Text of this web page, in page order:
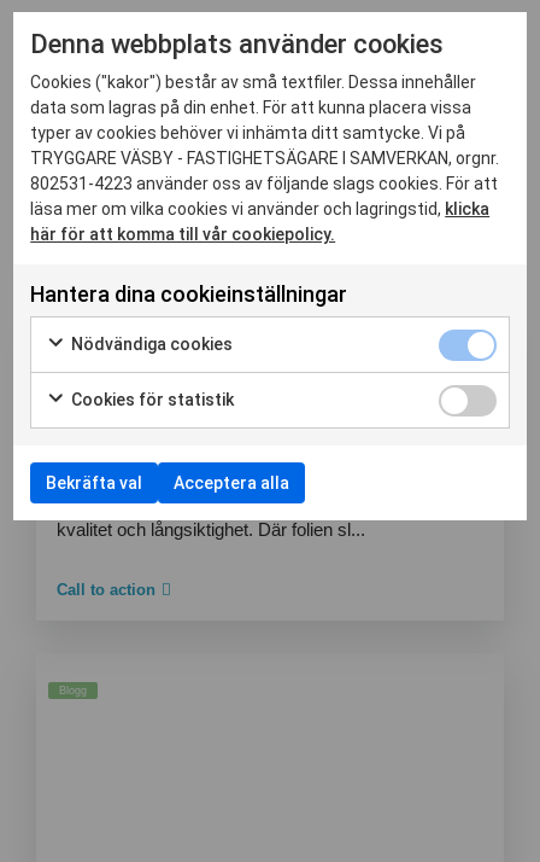
Relaterade nyheter
Blogg
03 Juli 2026
Vi vårdar kabelskåpskonsten –
hållbar förvaltning i praktiken
ta hand om kabelskåpsmålningarna som redan finns -
istället för att skapa nya. Det är ett medvetet vägval:
hållbar platsutveckling handlar också om skötsel,
kvalitet och långsiktighet. Där folien sl...
Call to action
Blogg
Denna webbplats använder cookies
Cookies ("kakor") består av små textfiler. Dessa innehåller
data som lagras på din enhet. För att kunna placera vissa
typer av cookies behöver vi inhämta ditt samtycke. Vi på
TRYGGARE VÄSBY - FASTIGHETSÄGARE I SAMVERKAN, orgnr.
802531-4223 använder oss av följande slags cookies. För att
läsa mer om vilka cookies vi använder och lagringstid, klicka
här för att komma till vår cookiepolicy.
Hantera dina cookieinställningar
Nödvändiga cookies
Cookies för statistik
Bekräfta val Acceptera alla